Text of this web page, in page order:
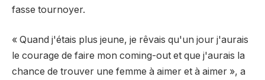
fasse tournoyer.
« Quand j'étais plus jeune, je rêvais qu'un jour j'aurais
le courage de faire mon coming-out et que j'aurais la
chance de trouver une femme à aimer et à aimer », a